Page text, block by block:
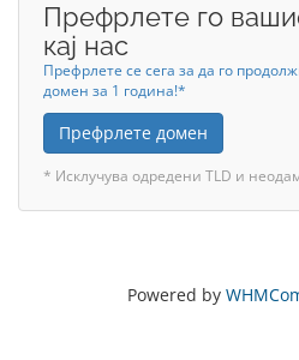
Префрлете го
кај нас
Префрлете се сега за да го
домен за 1 година!*
Префрлете домен
* Исклучува одредени TLD и
Powered by